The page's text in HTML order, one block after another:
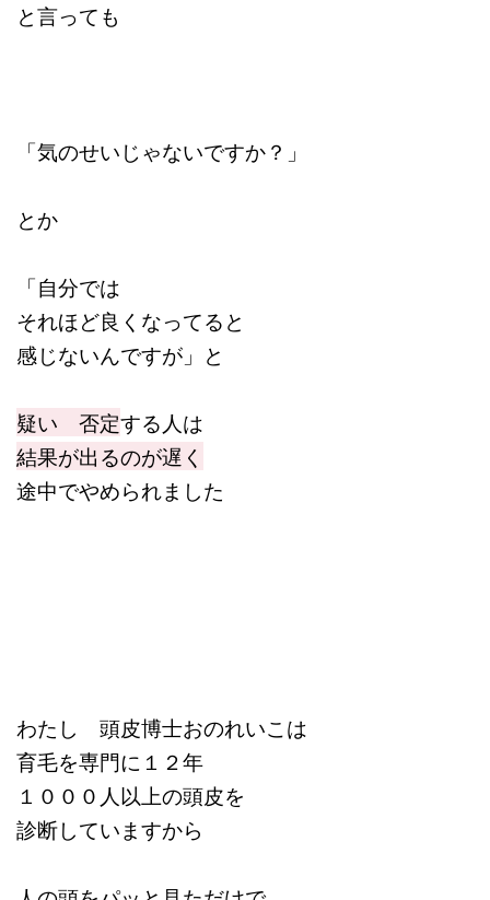
と言っても
「気のせいじゃないですか？」
とか
「自分では
それほど良くなってると
感じないんですが」と
疑い 否定する人は
結果が出るのが遅く
途中でやめられました
わたし 頭皮博士おのれいこは
育毛を専門に１２年
１０００人以上の頭皮を
診断していますから